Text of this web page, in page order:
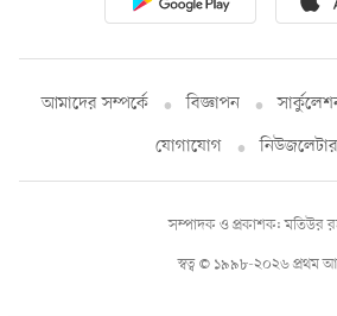
আমাদের সম্পর্কে বিজ্ঞাপন
যোগাযোগ
নিউজলেটার
স্বত্ব © ১৯৯৮-২০২৬ প্রথম
সম্পাদক ও প্রকাশক: মতিউর